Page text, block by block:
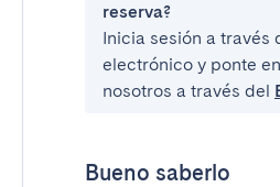
reserva?
Inicia sesión a través
electrónico y ponte
nosotros a través del
Bueno saberlo